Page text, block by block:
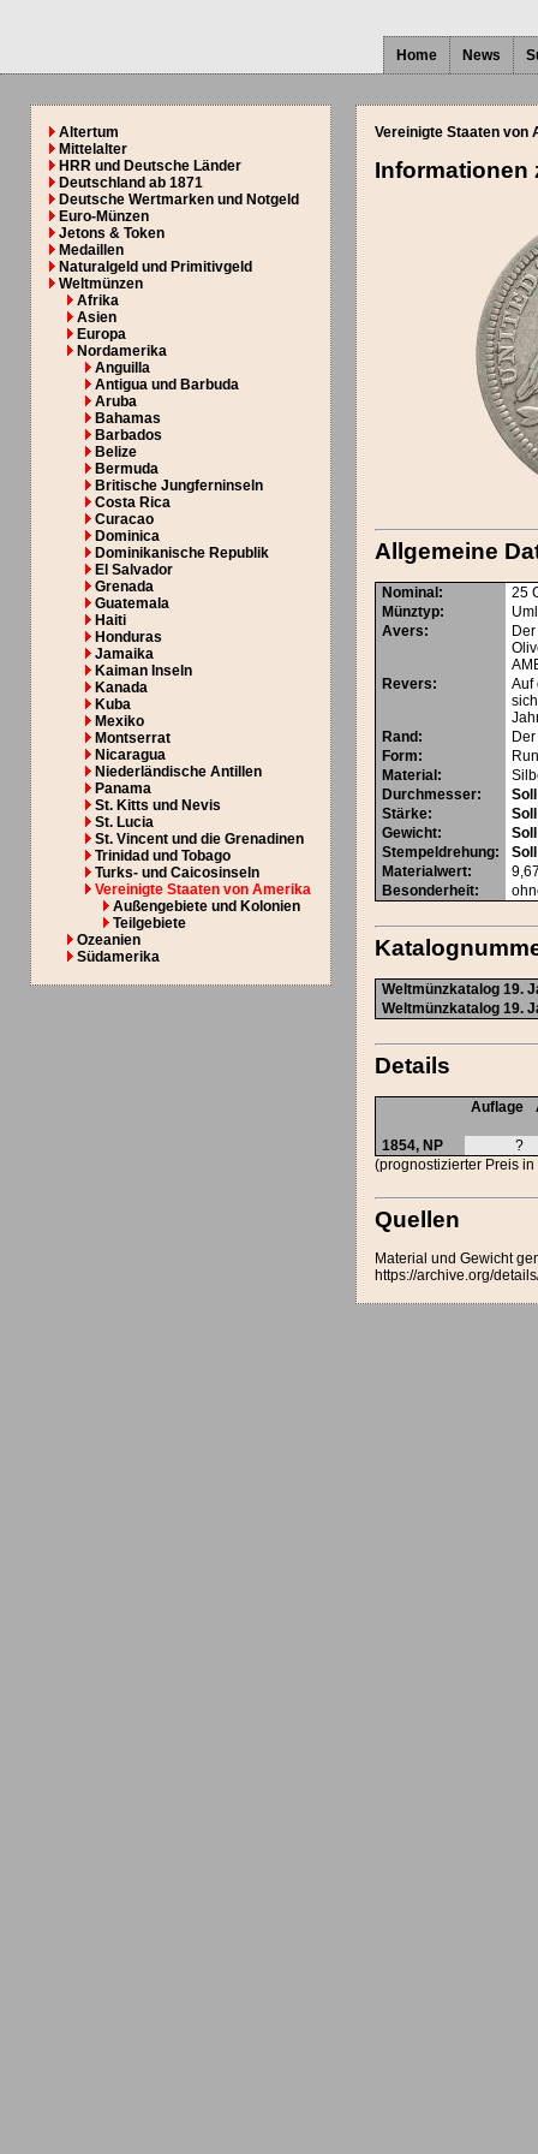
Home News
Altertum
Mittelalter
HRR und Deutsche Länder
Deutschland ab 1871
Deutsche Wertmarken und Notgeld
Euro-Münzen
Jetons & Token
Medaillen
Naturalgeld und Primitivgeld
Weltmünzen
Afrika
Asien
Europa
Nordamerika
Anguilla
Antigua und Barbuda
Aruba
Bahamas
Barbados
Belize
Bermuda
Britische Jungferninseln
Costa Rica
Curacao
Dominica
Dominikanische Republik
El Salvador
Grenada
Guatemala
Haiti
Honduras
Jamaika
Kaiman Inseln
Kanada
Kuba
Mexiko
Montserrat
Nicaragua
Niederländische Antillen
Panama
St. Kitts und Nevis
St. Lucia
St. Vincent und die Grenadinen
Trinidad und Tobago
Turks- und Caicosinseln
Vereinigte Staaten von Amerika
Außengebiete und Kolonien
Teilgebiete
Ozeanien
Südamerika
Vereinigte Staaten von
Informationen
Allgemeine
Nominal :
25
Münztyp:
Avers:
Revers:
Auf
Rand :
Form:
Material :
Durchmesser:
Stärke:
Gewicht:
Stempeldrehung:
Materialwert:
Besonderheit:
Weltmünzkatalog 19.
Weltmünzkatalog 19.
Details
Auflage
1854, NP
?
(prognostizierter Preis
Quellen
Material und Gewicht
https://archive.org/